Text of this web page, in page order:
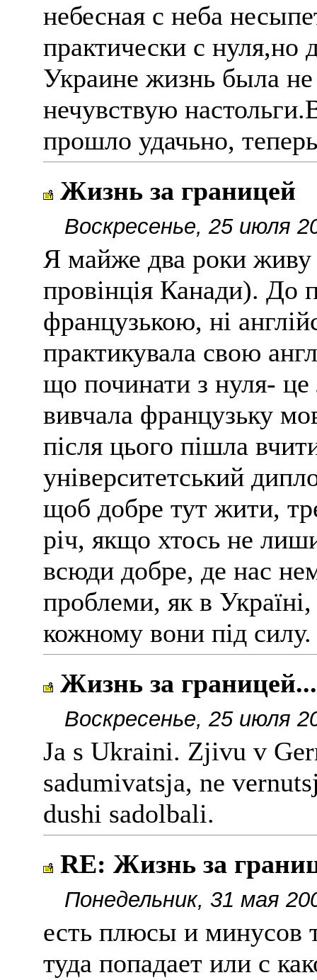
небесная с неба
практически с нуля,но
Украине жизнь была
нечувствую
прошло удачьно,
Жизнь за границей
Воскресенье, 25 июля
Я майже два роки
провінція Канади). До
французькою, ні
практикувала свою
що починати з нуля- це
вивчала французьку
після цього пішла
університетський
щоб добре тут жити,
річ, якщо хтось не
всюди добре, де нас
проблеми, як в
кожному вони під силу.
Жизнь за
Воскресенье, 25 июля
Ja s Ukraini. Zjivu v
sadumivatsja, ne
dushi sadolbali.
RE: Жизнь за
Понедельник, 31 мая
есть плюсы и минусов
туда попадает или с